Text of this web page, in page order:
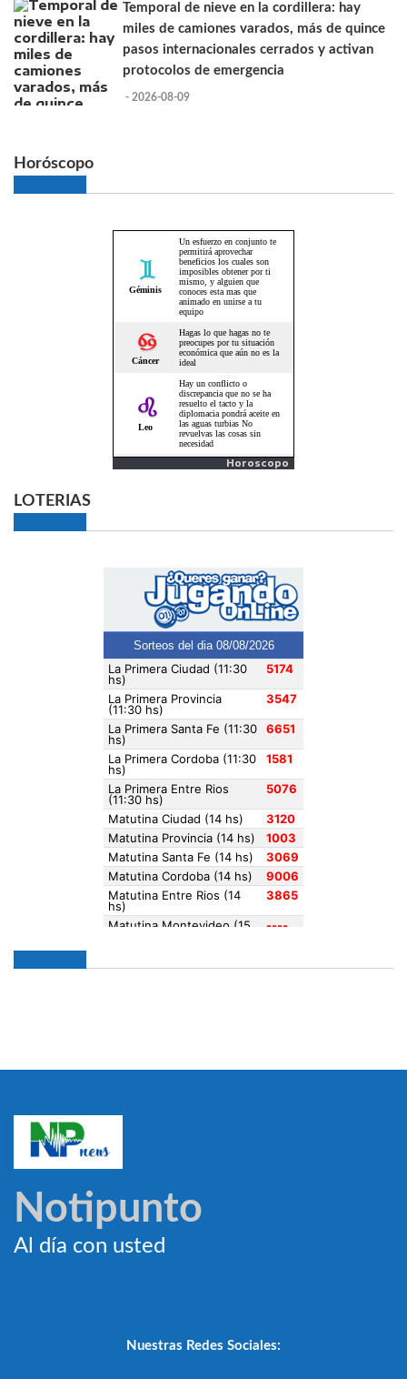
Temporal de nieve en la cordillera: hay
miles de camiones varados, más de quince
pasos internacionales cerrados y activan
protocolos de emergencia
- 2026-08-09
Horóscopo
Horoscopo
LOTERIAS
Notipunto
Al día con usted
Nuestras Redes Sociales: